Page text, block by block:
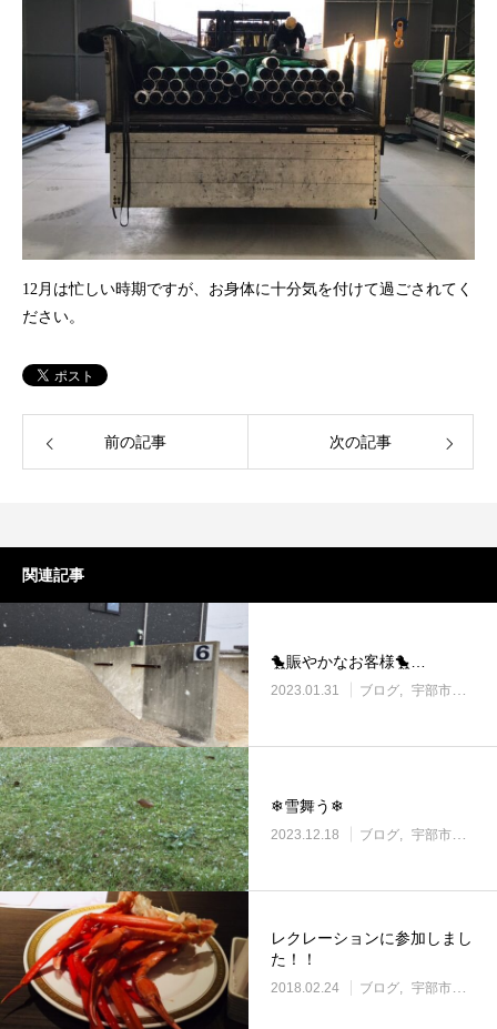
12月は忙しい時期ですが、お身体に十分気を付けて過ごされてく
ださい。
前の記事 次の記事
関連記事
🐤賑やかなお客様🐤…
2023.01.31 ブログ 宇部市働き方改革に取り組む企業
❄雪舞う❄
2023.12.18 ブログ 宇部市働き方改革に取り組む企業
レクレーションに参加しまし
た！！
2018.02.24 ブログ 宇部市働き方改革に取り組む企業